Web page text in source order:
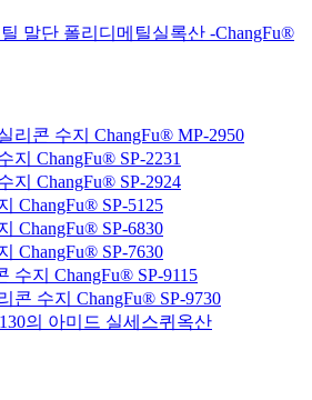
말단 폴리디메틸실록산 -ChangFu®
리콘 수지 ChangFu® MP-2950
지 ChangFu® SP-2231
지 ChangFu® SP-2924
ChangFu® SP-5125
ChangFu® SP-6830
ChangFu® SP-7630
수지 ChangFu® SP-9115
콘 수지 ChangFu® SP-9730
의 아미드 실세스퀴옥산